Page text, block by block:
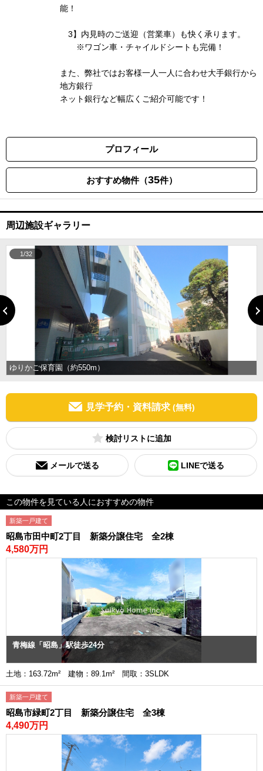
能！
3】内見時のご送迎（営業車）も快く承ります。
※ワゴン車・チャイルドシートも完備！
また、弊社ではお客様一人一人に合わせ大手銀行から
地方銀行
ネット銀行など幅広くご紹介可能です！
プロフィール
おすすめ物件（35件）
周辺施設ギャラリー
ゆりかご保育園（約550m）
1/32
見学予約・資料請求 (無料)
検討リスト
メールで送る LINEで送る
この物件を見ている人におすすめの物件
新築一戸建て
昭島市田中町2丁目 新築分譲住宅 全2棟
4,580万円
青梅線「昭島」駅徒歩24分
土地：163.72m² 建物：89.1m² 間取：3SLDK
新築一戸建て
昭島市緑町2丁目 新築分譲住宅 全3棟
4,490万円